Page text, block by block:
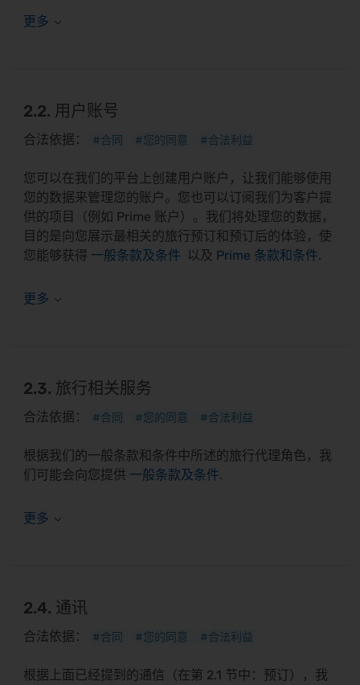
2.2. 用户账号
合法依据： #合同 #您的同意 #合法利益
您可以在我们的平台上创建用户账户，让我们能够使用
您的数据来管理您的账户。您也可以订阅我们为客户提
供的项目（例如 Prime 账户）。我们将处理您的数据，
目的是向您展示最相关的旅行预订和预订后的体验，使
您能够获得 一般条款及条件 以及 Prime 条款和条件.
2.3. 旅行相关服务
合法依据： #合同 #您的同意 #合法利益
根据我们的一般条款和条件中所述的旅行代理角色，我
们可能会向您提供 一般条款及条件.
2.4. 通讯
合法依据： #合同 #您的同意 #合法利益
根据上面已经提到的通信（在第 2.1 节中：预订），我